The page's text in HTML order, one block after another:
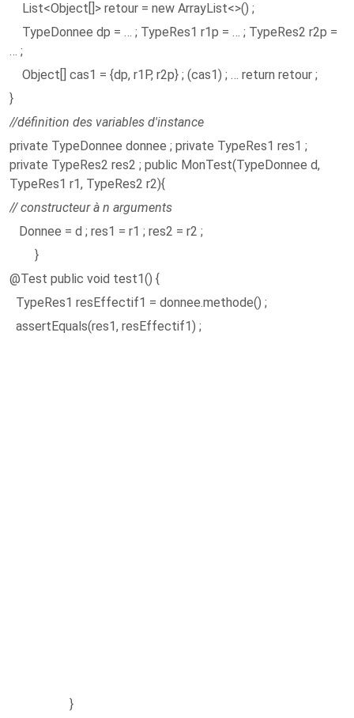
List<Object[]> retour = new ArrayList<>() ;
TypeDonnee dp = … ; TypeRes1 r1p = … ; TypeRes2 r2p =
… ;
Object[] cas1 = {dp, r1P, r2p} ; (cas1) ; … return retour ;
}
//définition des variables d'instance
private TypeDonnee donnee ; private TypeRes1 res1 ;
private TypeRes2 res2 ; public MonTest(TypeDonnee d,
TypeRes1 r1, TypeRes2 r2){
// constructeur à n arguments
Donnee = d ; res1 = r1 ; res2 = r2 ;
}
@Test public void test1() {
TypeRes1 resEffectif1 = donnee.methode() ;
assertEquals(res1, resEffectif1) ;
}